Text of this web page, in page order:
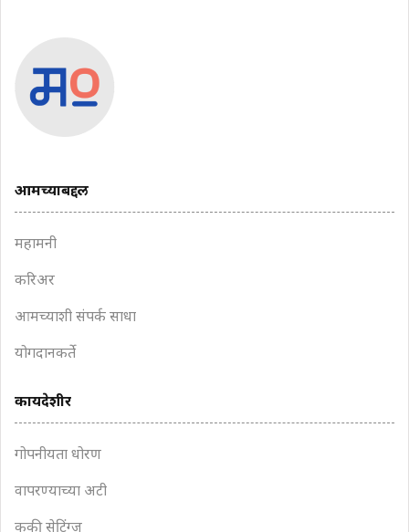
आमच्याबद्दल
महामनी
करिअर
आमच्याशी संपर्क साधा
योगदानकर्ते
कायदेशीर
गोपनीयता धोरण
वापरण्याच्या अटी